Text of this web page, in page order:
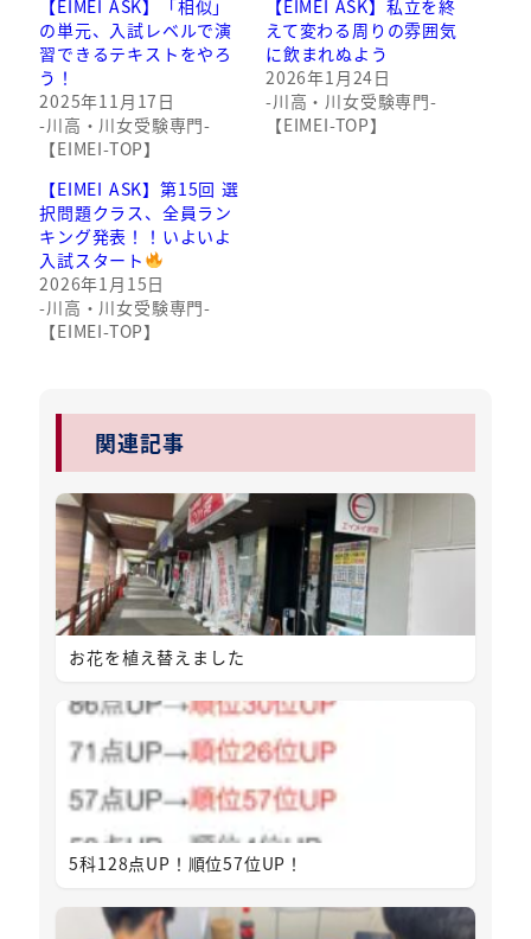
【EIMEI ASK】「相似」
の単元、入試レベルで演
習できるテキストをやろ
う！
2025年11月17日
-川高・川女受験専門-
【EIMEI-TOP】
【EIMEI ASK】私立を終
えて変わる周りの雰囲気
に飲まれぬよう
2026年1月24日
-川高・川女受験専門-
【EIMEI-TOP】
【EIMEI ASK】第15回 選
択問題クラス、全員ラン
キング発表！！いよいよ
入試スタート
2026年1月15日
-川高・川女受験専門-
【EIMEI-TOP】
関連記事
お花を植え替えました
5科128点UP！順位57位UP！